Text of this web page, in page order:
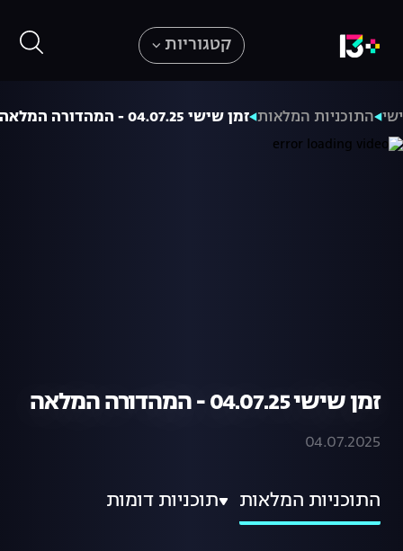
קטגוריות
התוכניות המלאות זמן שישי 04.07.25 - המהדורה המלאה
זמן שישי 04.07.25 - המהדורה המלאה
04.07.2025
התוכניות המלאות תוכניות דומות